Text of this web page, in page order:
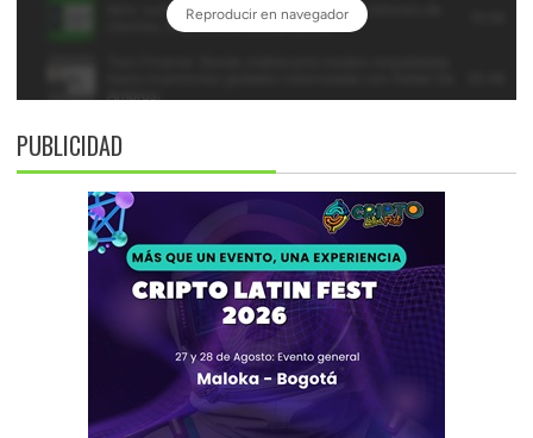
PUBLICIDAD